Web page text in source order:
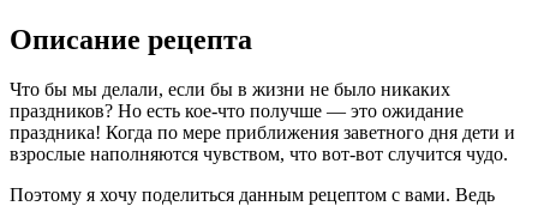
Описание рецепта
Что бы мы делали, если бы в жизни не было никаких
праздников? Но есть кое-что получше — это ожидание
праздника! Когда по мере приближения заветного дня дети и
взрослые наполняются чувством, что вот-вот случится чудо.
Поэтому я хочу поделиться данным рецептом с вами. Ведь